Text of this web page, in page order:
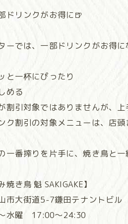
ドリンクがお得に🍺
ーでは、一部ドリンクがお得
と一杯にぴったり
める
割引対象ではありませんが、
割引の対象メニューは、店頭
一番搾りを片手に、焼き鳥と
焼き鳥 魁 SAKIGAKE】
市大街道5-7鎌田テナントビル
水曜 17:00〜24:30